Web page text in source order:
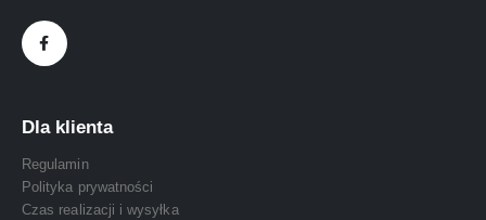
Dla klienta
Regulamin
Polityka prywatności
Czas realizacji i wysyłka